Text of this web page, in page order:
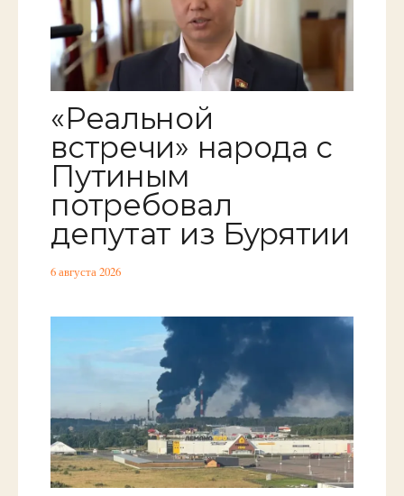
«Реальной
встречи» народа с
Путиным
потребовал
депутат из Бурятии
6 августа 2026